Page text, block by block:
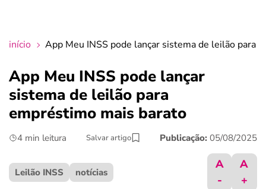
crédito fácil
últimas notícias
início App Meu INSS pode lançar sistema de leilão para
App Meu INSS pode lançar
sistema de leilão para
empréstimo mais barato
4 min leitura Salvar artigo Publicação: 05/08/2025
Leilão INSS notícias
A
-
A
+